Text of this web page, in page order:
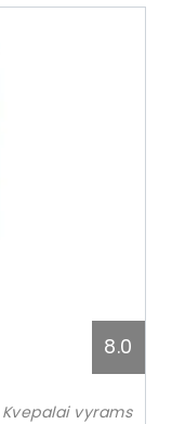
8.0
Kvepalai vyrams